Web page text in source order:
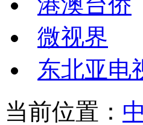
微视界
东北亚电
当前位置：